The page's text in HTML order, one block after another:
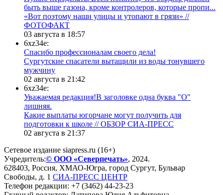
быть выше газона, кроме контролеров, которые пропи...
«Вот поэтому наши улицы и утопают в грязи» //
ФОТОФАКТ
03 августа в 18:57
6xz34e:
Спасибо профессионалам своего дела!
Сургутские спасатели вытащили из воды тонувшего
мужчину
02 августа в 21:42
6xz34e:
Уважаемая редакция!В заголовке одна буква "О"
лишняя.
Какие выплаты югорчане могут получить для
подготовки к школе // ОБЗОР СИА-ПРЕСС
02 августа в 21:37
Сетевое издание siapress.ru (16+)
Учредитель:© ООО «Северпечать», 2024.
628403, Россия, ХМАО-Югра, город Сургут, Бульвар
Свободы, д. 1 СИА-ПРЕСС ЦЕНТР
Телефон редакции: +7 (3462) 44-23-23